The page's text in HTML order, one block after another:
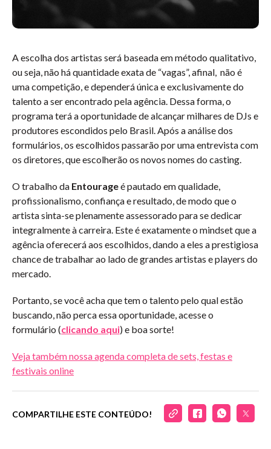
A escolha dos artistas será baseada em método qualitativo,
ou seja, não há quantidade exata de “vagas”, afinal, não é
uma competição, e dependerá única e exclusivamente do
talento a ser encontrado pela agência. Dessa forma, o
programa terá a oportunidade de alcançar milhares de DJs e
produtores escondidos pelo Brasil. Após a análise dos
formulários, os escolhidos passarão por uma entrevista com
os diretores, que escolherão os novos nomes do casting.
O trabalho da Entourageé pautado em qualidade,
profissionalismo, confiança e resultado, de modo que o
artista sinta-se plenamente assessorado para se dedicar
integralmente à carreira. Este é exatamente o mindset que a
agência oferecerá aos escolhidos, dando a eles a prestigiosa
chance de trabalhar ao lado de grandes artistas e players do
mercado.
Portanto, se você acha que tem o talento pelo qual estão
buscando, não perca essa oportunidade, acesse o
formulário (clicando aqui) e boa sorte!
Veja também nossa agenda completa de sets, festas e
festivais online
COMPARTILHE ESTE CONTEÚDO!